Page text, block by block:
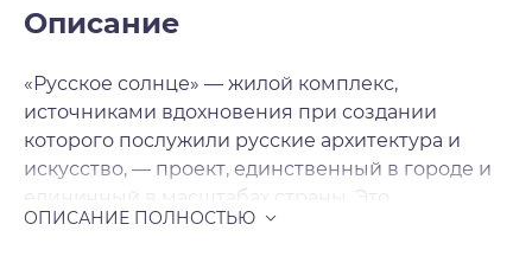
Описание
«Русское солнце» — жилой комплекс,
источниками вдохновения при создании
которого послужили русские архитектура и
искусство, — проект, единственный в городе и
единичный в масштабах страны. Это
современная архитектура с национальными